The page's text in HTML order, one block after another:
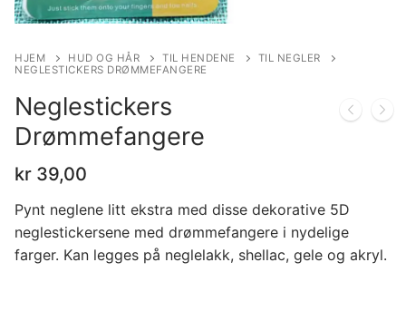
HJEM HUD OG HÅR TIL HENDENE
TIL NEGLER
NEGLESTICKERS DRØMMEFANGERE
Neglestickers
Drømmefangere
kr 39,00
Pynt neglene litt ekstra med disse dekorative 5D
neglestickersene med drømmefangere i nydelige
farger. Kan legges på neglelakk, shellac, gele og akryl.